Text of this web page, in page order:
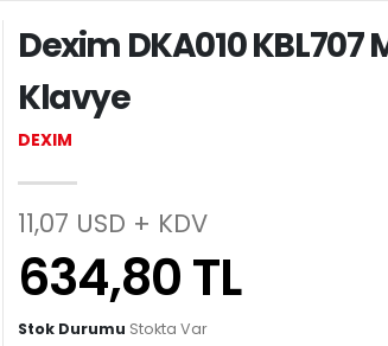
Dexim DKA010 KBL707
Klavye
DEXIM
11,07 USD + KDV
634,80 TL
Stok Durumu Stokta Var